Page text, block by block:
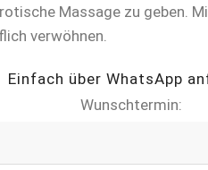
Massage zu geben.
verwöhnen.
Einfach über WhatsApp
Wunschtermin: